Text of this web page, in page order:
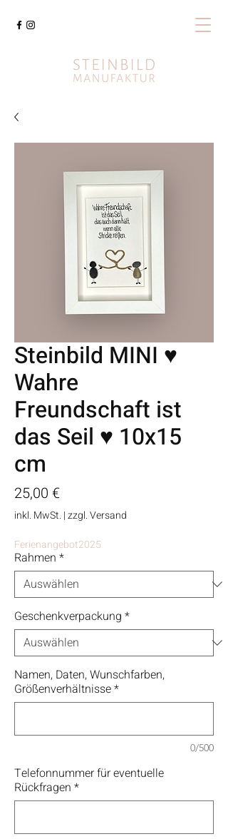
Steinbild MINI ♥
Wahre
Freundschaft ist
das Seil ♥ 10x15
cm
25,00 €Preis
inkl. MwSt. |zzgl. Versand
Ferienangebot2025
Rahmen *
Geschenkverpackung *
Namen, Daten, Wunschfarben,
Größenverhältnisse*
0/500
Telefonnummer für eventuelle
Rückfragen *